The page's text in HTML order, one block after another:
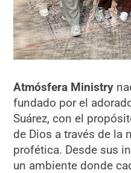
Atmósfera Ministry
fundado por el
Suárez, con el
de Dios a través de la
profética. Desde sus
un ambiente donde